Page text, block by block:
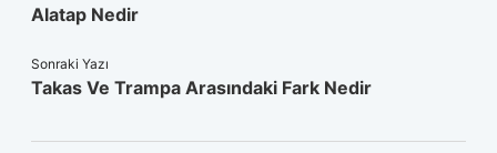
Alatap Nedir
Sonraki Yazı
Takas Ve Trampa Arasındaki Fark Nedir